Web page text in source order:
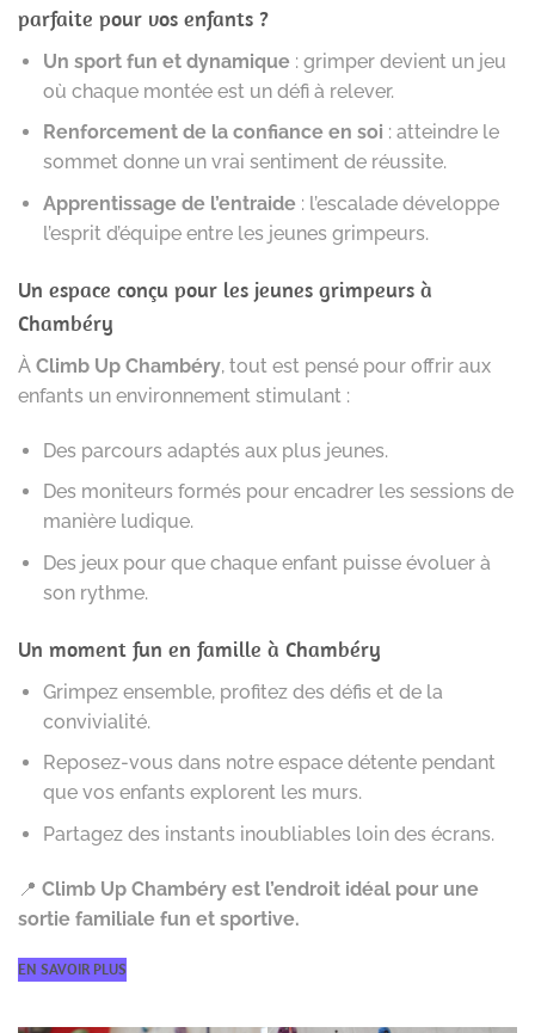
parfaite pour vos enfants ?
Un sport fun et dynamique: grimper devient un jeu
où chaque montée est un défi à relever.
Renforcement de la confiance en soi : atteindre le
sommet donne un vrai sentiment de réussite.
Apprentissage de l’entraide: l’escalade développe
l’esprit d’équipe entre les jeunes grimpeurs.
Un espace conçu pour les jeunes grimpeurs à
Chambéry
À Climb Up Chambéry, tout est pensé pour offrir aux
enfants un environnement stimulant :
Des parcours adaptés aux plus jeunes.
Des moniteurs formés pour encadrer les sessions de
manière ludique.
Des jeux pour que chaque enfant puisse évoluer à
son rythme.
Un moment fun en famille à Chambéry
Grimpez ensemble, profitez des défis et de la
convivialité.
Reposez-vous dans notre espace détente pendant
que vos enfants explorent les murs.
Partagez des instants inoubliables loin des écrans.
📍 Climb Up Chambéry est l’endroit idéal pour une
sortie familiale fun et sportive.
EN SAVOIR PLUS